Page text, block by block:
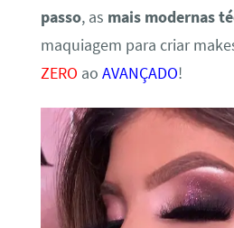
passo, as mais modernas
maquiagem para criar
ZERO ao AVANÇADO!